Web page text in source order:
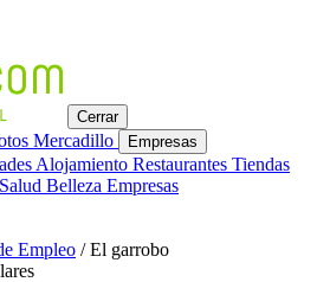
Cerrar
Mercadillo Empresas
Alojamiento Restaurantes Tiendas
Salud Belleza Empresas
Empleo / El garrobo